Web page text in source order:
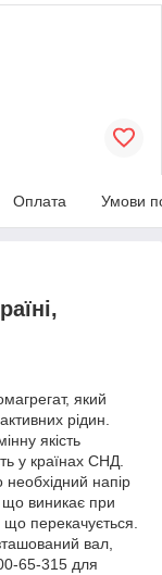
Оплата Умови
який
рідин.
якість
у країнах СНД.
напір
що виникає при
що перекачується.
вал,
65-315 для